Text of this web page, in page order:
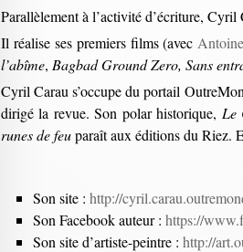
Parallèlement à l’activité d’écriture,
Il réalise ses premiers films (avec
l’abîme, Bagbad Ground Zero, Sans
Cyril Carau s’occupe du portail
dirigé la revue. Son polar historique, Le
runes de feuparaît aux éditions du Riez.
Son site : http://
Son Facebook auteur : https://
Son site d’artiste-peintre : http://